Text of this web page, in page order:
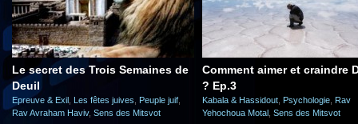
Le secret des Trois Semaines de
Deuil
Epreuve & Exil Les fêtes juives Peuple juif
Rav Avraham Haviv, Sens des Mitsvot
Comment aimer et craindre
? Ep.3
Kabala & Hassidout Psychologie Rav
Yehochoua Motal Sens des Mitsvot